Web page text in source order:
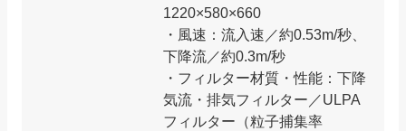
1220×580×660
・風速：流入速／約0.53m/秒、
下降流／約0.3m/秒
・フィルター材質・性能：下降
気流・排気フィルター／ULPA
フィルター（粒子捕集率